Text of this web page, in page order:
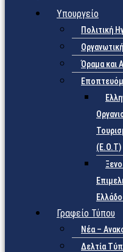
Υπουργείο
Πολιτική
Όραμα και
(Ε.Ο.Τ)
Γραφείο Τύπου
Νέα –
Δελτία